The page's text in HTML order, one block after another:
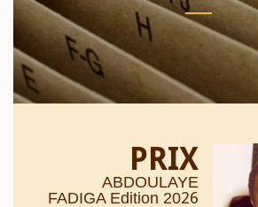
PRIX
ABDOULAYE
FADIGA Edition 2026